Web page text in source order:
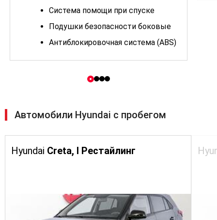
Система помощи при спуске
Подушки безопасности боковые
Антиблокировочная система (ABS)
Антипробуксовочная система
Система стабилизации (ESP)
Крепление детского кресла
(HSA)
Центральный замок
Сигнализация
Автомобили Hyundai с пробегом
Hyundai Creta, I Рестайлинг